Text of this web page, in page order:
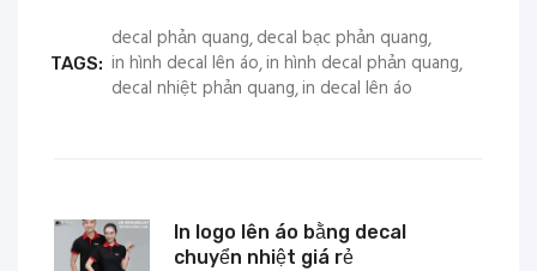
TAGS:
decal phản quang decal bạc phản quang
in hình decal lên áo in hình decal phản quang
decal nhiệt phản quang in decal lên áo
In logo lên áo bằng decal
chuyển nhiệt giá rẻ